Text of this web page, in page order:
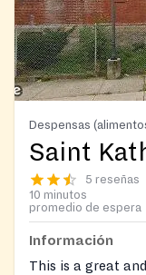
Despensas
Saint
5 reseñas
10 minutos
promedio de espera
Información
This is a great